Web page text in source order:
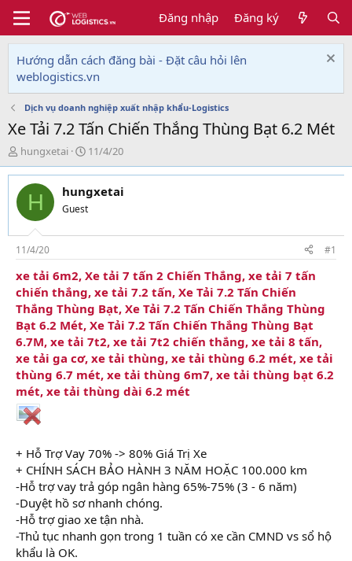
Đăng nhập Đăng ký
Hướng dẫn cách đăng bài - Đặt câu hỏi lên
weblogistics.vn
Dịch vụ doanh nghiệp xuất nhập khẩu-Logistics
Xe Tải 7.2 Tấn Chiến Thắng Thùng Bạt 6.2 Mét
T
h
r
e
d
s
t
a
r
t
e
r
hungxetai
N
g
à
y
g
i
11/4/20
H hungxetai
Guest
11/4/20 #1
xe tải 6m2, Xe tải 7 tấn 2 Chiến Thắng, xe tải 7 tấn
chiến thắng, xe tải 7.2 tấn, Xe Tải 7.2 Tấn Chiến
Thắng Thùng Bạt, Xe Tải 7.2 Tấn Chiến Thắng Thùng
Bạt 6.2 Mét, Xe Tải 7.2 Tấn Chiến Thắng Thùng Bạt
6.7M, xe tải 7t2, xe tải 7t2 chiến thắng, xe tải 8 tấn,
xe tải ga cơ, xe tải thùng, xe tải thùng 6.2 mét, xe tải
thùng 6.7 mét, xe tải thùng 6m7, xe tải thùng bạt 6.2
mét, xe tải thùng dài 6.2 mét
+ Hỗ Trợ Vay 70% -> 80% Giá Trị Xe
+ CHÍNH SÁCH BẢO HÀNH 3 NĂM HOẶC 100.000 km
-Hỗ trợ vay trả góp ngân hàng 65%-75% (3 - 6 năm)
-Duyệt hồ sơ nhanh chóng.
-Hỗ trợ giao xe tận nhà.
-Thủ tục nhanh gọn trong 1 tuần có xe cần CMND vs sổ hộ
khẩu là OK.